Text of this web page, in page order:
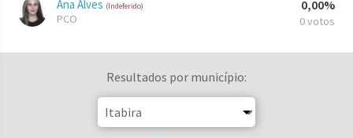
Ana Alves (Indeferido)
PCO
0,00%
0 votos
Resultados por município: